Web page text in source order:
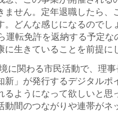
ません。定年退職したら、
。どんな感じになるのでし
運転免許を返納する予定な
に生きていることを前提に
に関わる市民活動で、理
新」が発行するデジタルポ
るようになって欲しいと思
動間のつながりや連帯が